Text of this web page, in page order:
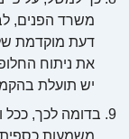
משרד הפנים,
דעת מוקדמת
את ניתוח
יש תועלת
9. בדומה לכך, ככל
משמעות